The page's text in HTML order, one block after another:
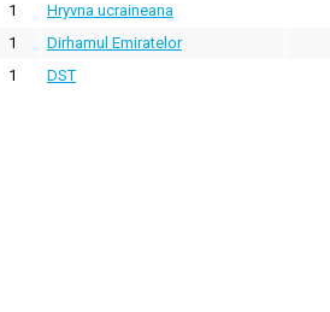
1 Hryvna ucraineana
1 Dirhamul Emiratelor
1 DST